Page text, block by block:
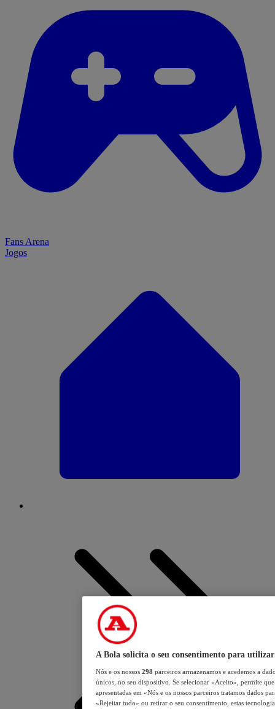
Fans Arena
Jogos
A Bola solicita o seu consentimento para utilizar
Nós e os nossos 298 parceiros armazenamos e acedemos a
únicos, no seu dispositivo. Se selecionar «Aceito», permite
apresentadas em «Nós e os nossos parceiros tratamos dados
«Rejeitar tudo» ou retirar o seu consentimento, estas